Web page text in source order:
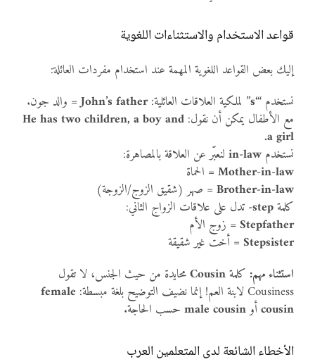
قواعد الاستخدام والاستثناءات اللغوية
إليك بعض القواعد اللغوية المهمة عند استخدام مفردات العائلة:
نستخدم “‘s ” لملكية العلاقات العائلية:John’s father= والد جون.
مع الأطفال يمكن أن نقول: He has two children, a boy and
a girl.
نستخدم in-lawلنعبّر عن العلاقة بالمصاهرة:
Mother-in-law= الحماة
Brother-in-law= صهر (شقيق الزوج/الزوجة)
كلمةstep- تدل على علاقات الزواج الثاني:
Stepfather= زوج الأم
Stepsister= أخت غير شقيقة
استثناء مهم: كلمةCousinمحايدة من حيث الجنس، لا تقول
Cousiness لابنة العم! إنما نضيف التوضيح بلغة مبسطة:
female
cousinأوmale cousinحسب الحاجة.
الأخطاء الشائعة لدى المتعلمين العرب